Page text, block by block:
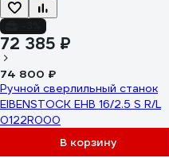
72 385 ₽
74 800 ₽
Ручной сверлильный станок
EIBENSTOCK EHB 16/2.5 S R/L
0122R000
В корзину